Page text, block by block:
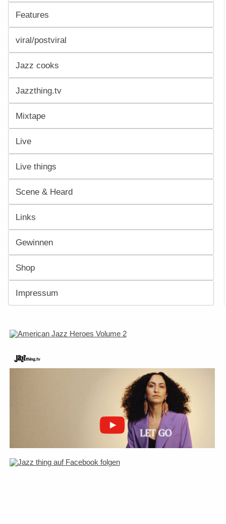
Features
viral/postviral
Jazz cooks
Jazzthing.tv
Mixtape
Live
Live things
Scene & Heard
Links
Gewinnen
Shop
Impressum